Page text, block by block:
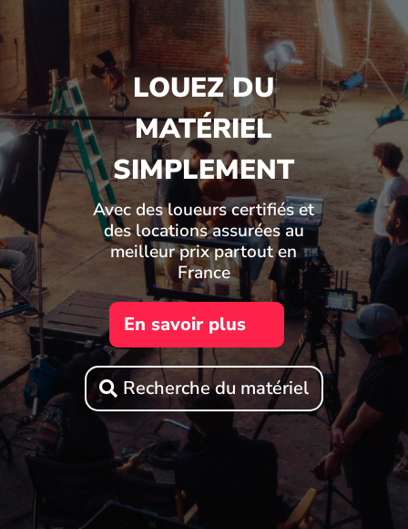
LOUEZ DU
MATÉRIEL
SIMPLEMENT
Avec des loueurs certifiés et
des locations assurées au
meilleur prix partout en
France
En savoir plus
Recherche du matériel